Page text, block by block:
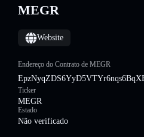
MEGR
Website
Endereço do Contrato de MEGR
Ticker
MEGR
Estado
Não verificado